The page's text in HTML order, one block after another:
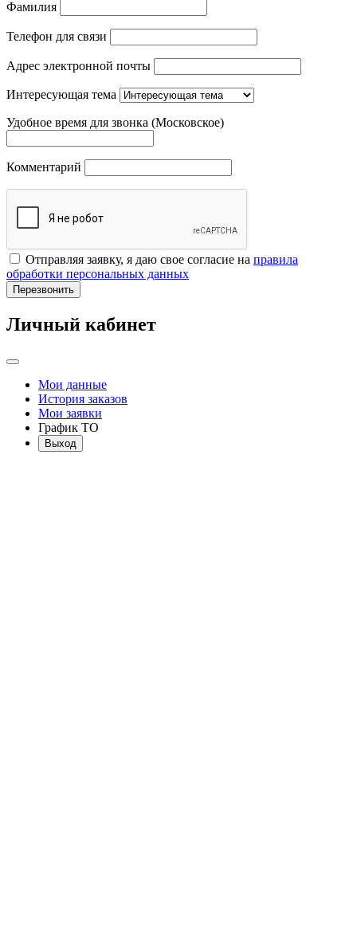
Фамилия
Телефон для связи
Адрес электронной почты
Интересующая тема
Удобное время для звонка (Московское)
Комментарий
Отправляя заявку, я даю свое согласие на правила
обработки персональных данных
Перезвонить
Личный кабинет
Мои данные
История заказов
Мои заявки
График ТО
Выход